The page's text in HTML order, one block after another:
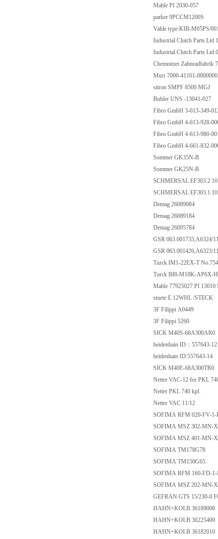
Mahle PI 2030-057
parker 9PCCM1200S
Vahle type:KIB-M05PS/
Industrial Clutch Parts
Industrial Clutch Parts
Chemnitzer Zahnradfabrik
Murr 7000-41161-
sitron SMPF 8500 MGJ
Buhler UNS -13041-027
Fibro GmbH 3-613-349-
Fibro GmbH 4-613-928-
Fibro GmbH 4-613-980-
Fibro GmbH 4-661-832-
Sommer GK35N-B
Sommer GK25N-B
SCHMERSAL EF303.2
SCHMERSAL EF303.1
Demag 26089084
Demag 26089184
Demag 26095784
GSR 063.001735,A6324/
GSR 063.001426,A6323/
Turck IM1-22EX-T
Turck BI8-M18K-AP6X-
Mahle 77925027 PI
stuete E 12WHL /STECK
3F Filippi A0449
3F Filippi 5260
SICK M40S-68A300AR0
heidenhain ID：557643-
heidenhain ID:557643-14
SICK M40E-68A300TR0
Netter VAC-12 for PKL
Netter PKL 740 kpl.
Netter VAC 11/12
SOFIMA RFM 020-FV-
SOFIMA MSZ 302-MN-
SOFIMA MSZ 401-MN-
SOFIMA TM178G78
SOFIMA TM150G65
SOFIMA RFM 160-FD-
SOFIMA MSZ 202-MN-
GEFRAN GTS 15/230-0
HAHN+KOLB 36189008
HAHN+KOLB 36225400
HAHN+KOLB 36182010